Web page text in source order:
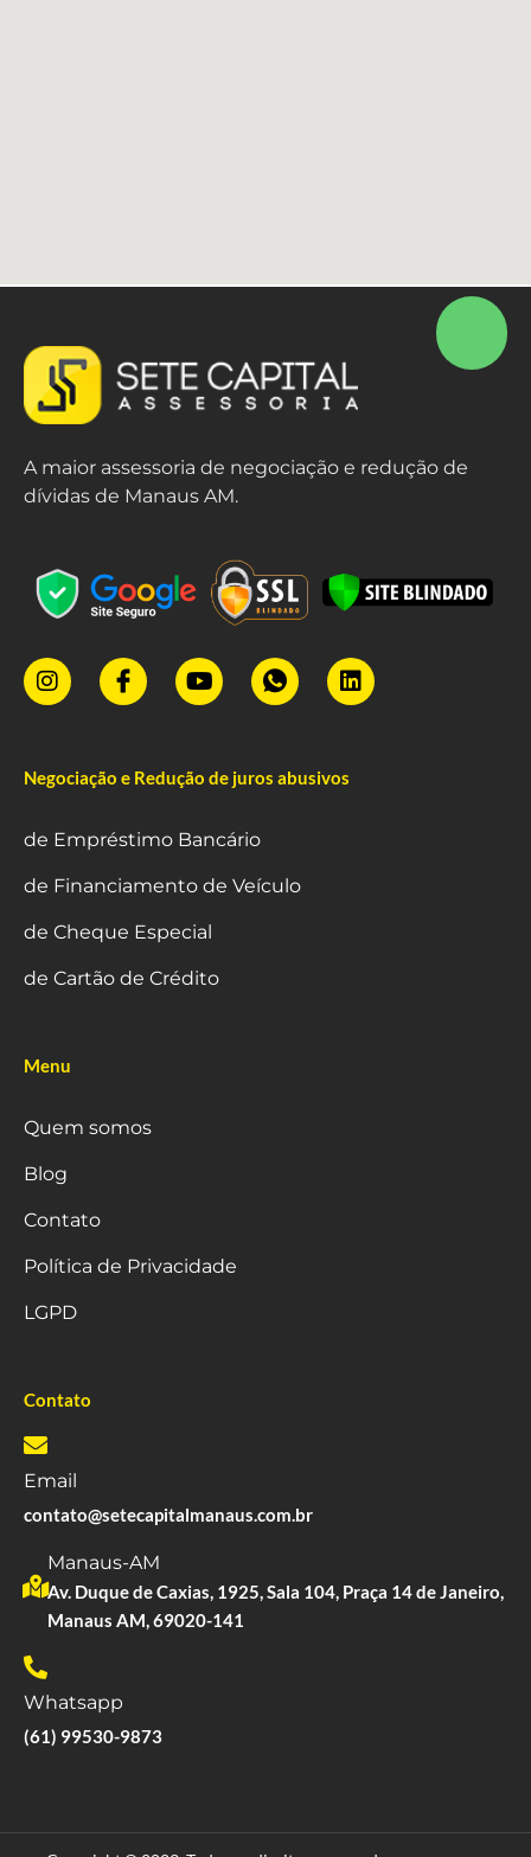
A maior assessoria de negociação e redução de
dívidas de Manaus AM.
Negociação e Redução de juros abusivos
de Empréstimo Bancário
de Financiamento de Veículo
de Cheque Especial
de Cartão de Crédito
Menu
Quem somos
Blog
Contato
Política de Privacidade
LGPD
Contato
Email
contato@setecapitalmanaus.com.br
Manaus-AM
Av. Duque de Caxias, 1925, Sala 104, Praça 14 de Janeiro,
Manaus AM, 69020-141
Whatsapp
(61) 99530-9873